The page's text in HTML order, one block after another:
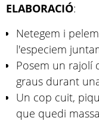
ELABORACIÓ:
Netegem i
l'especiem
Posem un rajolí
graus durant
Un cop cuit,
que quedi